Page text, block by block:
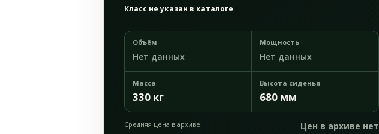
Класс не указан в каталоге
Объём
Нет данных
Мощность
Нет данных
Масса
330 кг
Высота сиденья
680 мм
Средняя цена в архиве Цен в архиве нет